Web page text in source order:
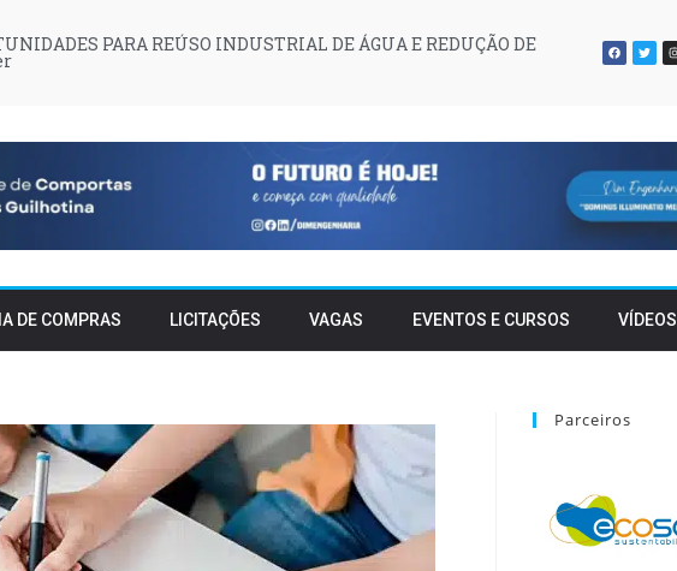
PARA REÚSO INDUSTRIAL DE ÁGUA E REDUÇÃO DE
DE COMPRAS LICITAÇÕES VAGAS EVENTOS E CURSOS VÍDEOS
Parceiros